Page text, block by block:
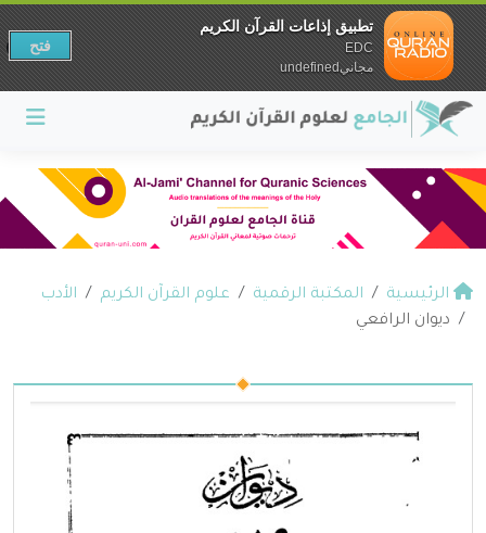
الرئيسية المكتبة الرقمية علوم القرآن الكريم
الأدب
ديوان الرافعي
تطبيق إذاعات القرآن الكريم
EDC
مجانيundefined
فتح